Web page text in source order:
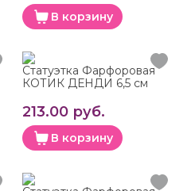
В корзину
Статуэтка Фарфоровая
КОТИК ДЕНДИ 6,5 см
213.00 руб.
В корзину